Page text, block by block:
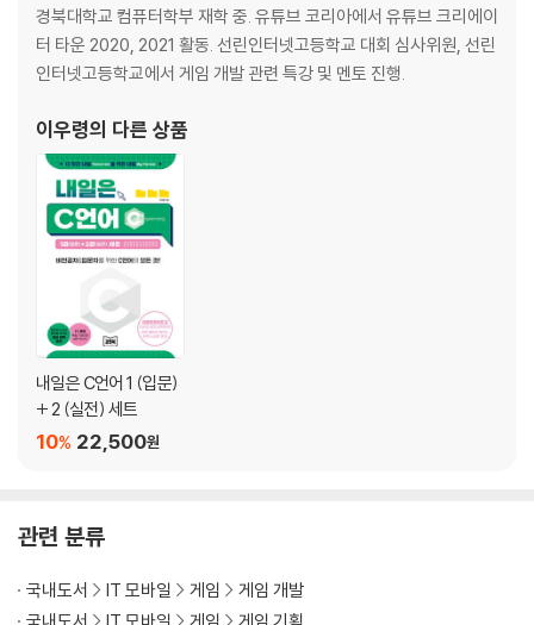
02 컴포넌트 프로그래밍
03 빌드
01 에셋과 에셋 스토어
02 스프라이트
03 렌더러
CHAPTER 06 실습 프로젝트 02: 청기백기 게임
01 프로젝트와 스프라이트
02 매니저와 오브젝트
03 로직과 조작
CHAPTER 07 Unity 응용하기
01 생명 주기와 컴포넌트
02 오브젝트
CHAPTER 08 물리 컴포넌트
01 리지드바디
02 충돌 처리
03 다양한 물리 컴포넌트
경북대학교 컴퓨터학부 재학 중. 유튜브 코리아에서 유튜브 크리에이
터 타운 2020, 2021 활동. 선린인터넷고등학교 대회 심사위원, 선린
인터넷고등학교에서 게임 개발 관련 특강 및 멘토 진행.
이우령의 다른 상품
내일은 C언어 1 (입문)
+ 2 (실전) 세트
22,500원
10%
관련 분류
국내도서 IT 모바일 게임
게임 개발